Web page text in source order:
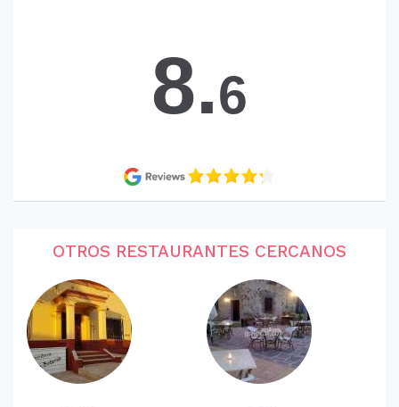
8.6
OTROS RESTAURANTES CERCANOS